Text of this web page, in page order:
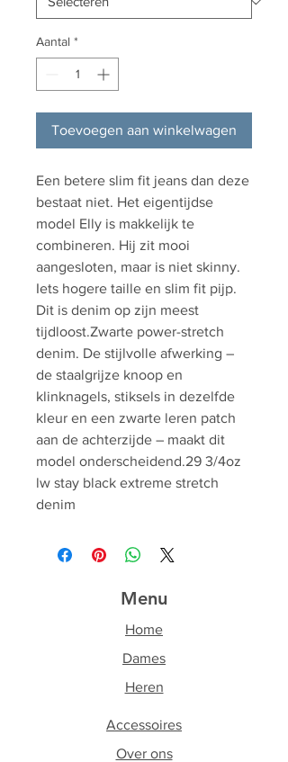
Aantal *
Toevoegen aan winkelwagen
Een betere slim fit jeans dan deze
bestaat niet. Het eigentijdse
model Elly is makkelijk te
combineren. Hij zit mooi
aangesloten, maar is niet skinny.
Iets hogere taille en slim fit pijp.
Dit is denim op zijn meest
tijdloost.Zwarte power-stretch
denim. De stijlvolle afwerking –
de staalgrijze knoop en
klinknagels, stiksels in dezelfde
kleur en een zwarte leren patch
aan de achterzijde – maakt dit
model onderscheidend.29 3/4oz
lw stay black extreme stretch
denim
Menu
Home
Dames
Heren
Accessoires
Over ons